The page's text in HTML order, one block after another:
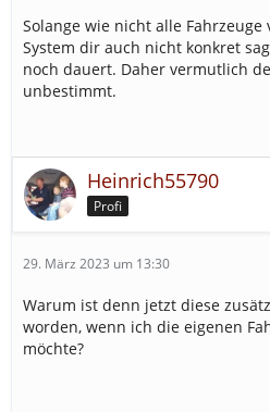
Solange wie nicht alle
System dir auch nicht konkret
noch dauert. Daher vermutlich
unbestimmt.
Heinrich55790
Profi
29. März 2023 um 13:30
Warum ist denn jetzt diese
worden, wenn ich die eigenen
möchte?